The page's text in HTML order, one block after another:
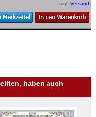
zzgl. Versand
haben auch